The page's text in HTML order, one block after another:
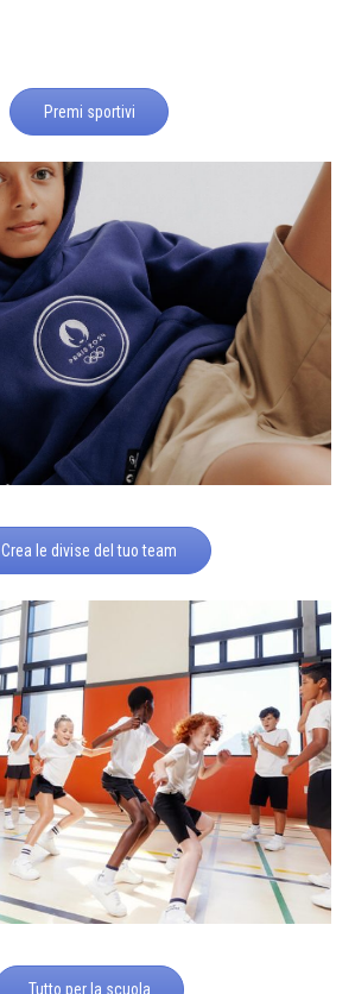
Premi sportivi
Crea le divise del tuo team
Tutto per la scuola